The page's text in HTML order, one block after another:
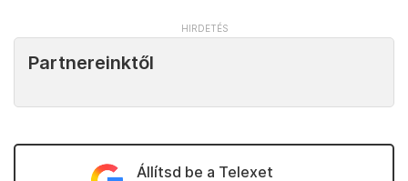
Partnereinktől
Állítsd be a Telexet